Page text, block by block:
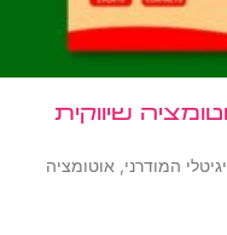
שיווקית
המודרני, אוטומציה